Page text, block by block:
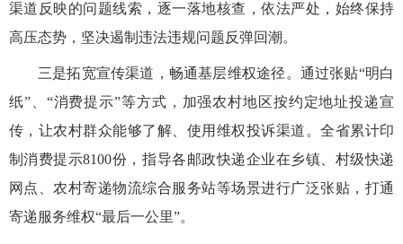
渠道反映的问题线索，逐一落地核查，依法严处，始终保持
高压态势，坚决遏制违法违规问题反弹回潮。
三是拓宽宣传渠道，畅通基层维权途径。 通过张贴“明白
纸”、“消费提示”等方式，加强农村地区按约定地址投递宣
传，让农村群众能够了解、使用维权投诉渠道。全省累计印
制消费提示8100份， 指导各邮政快递企业在乡镇、村级快递
网点、农村寄递物流综合服务站等场景进行广泛张贴， 打通
寄递服务维权“最后一公里”。